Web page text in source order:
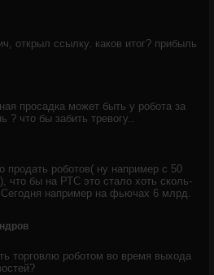
открыл ссылку. каков итог? прибыль
просадка может быть у робота за
? что бы забить тревогу..
продать роботов( ну например с 50
что бы на РТС это стало хоть сколь-
Сегодня например на фьючах 6 млрд.
торговлю роботом во время выхода